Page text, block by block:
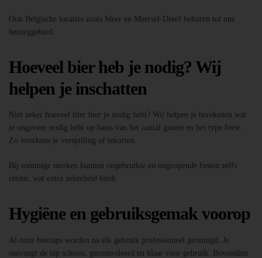
Ook Belgische locaties zoals Meer en Meersel-Dreef behoren tot ons
bezorggebied.
Hoeveel bier heb je nodig? Wij
helpen je inschatten
Niet zeker hoeveel liter bier je nodig hebt? Wij helpen je berekenen wat
je ongeveer nodig hebt op basis van het aantal gasten en het type feest.
Zo voorkom je verspilling of tekorten.
Bij sommige merken kunnen ongebruikte en ongeopende fusten zelfs
retour, wat extra zekerheid biedt.
Hygiëne en gebruiksgemak voorop
Al onze biertaps worden na elk gebruik professioneel gereinigd. Je
ontvangt de tap schoon, gecontroleerd en klaar voor gebruik. Bovendien